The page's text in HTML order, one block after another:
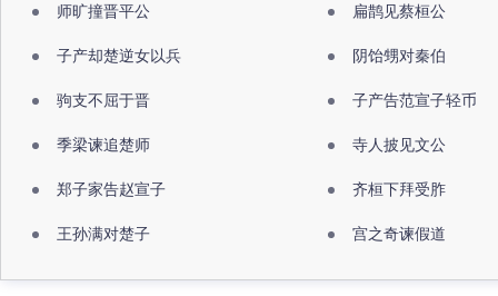
师旷撞晋平公 扁鹊见蔡桓公
子产却楚逆女以兵 阴饴甥对秦伯
驹支不屈于晋 子产告范宣子轻币
季梁谏追楚师 寺人披见文公
郑子家告赵宣子 齐桓下拜受胙
王孙满对楚子 宫之奇谏假道